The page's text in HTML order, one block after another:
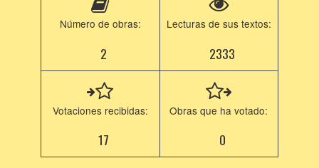
Número de obras:
2
Lecturas de sus textos:
2333
Votaciones recibidas:
17
Obras que ha votado:
0